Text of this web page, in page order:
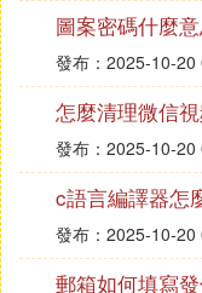
方法,在該方法實
當變大(軟鍵盤彈
留出足夠顯示空
域顯示出來
②提供
介面的實現方法。
3.主界面
圖案密碼什麼
發布：2025-10-20
怎麼清理微信
發布：2025-10-20
c語言編譯器怎
發布：2025-10-20
郵箱如何填寫